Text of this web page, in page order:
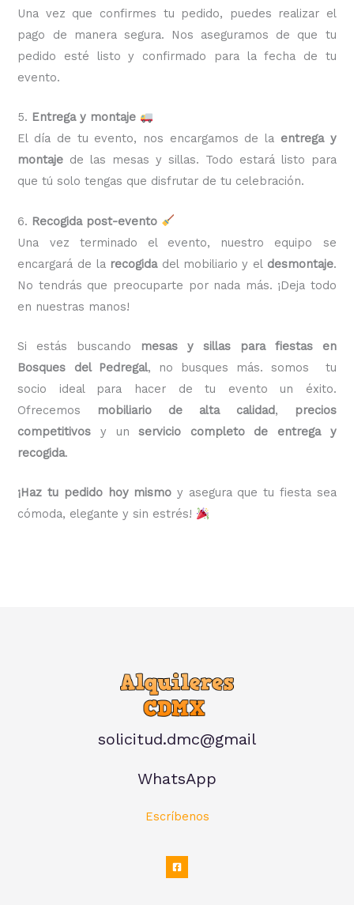
Una vez que confirmes tu pedido, puedes realizar el
pago de manera segura. Nos aseguramos de que tu
pedido esté listo y confirmado para la fecha de tu
evento.
5. Entrega y montaje
El día de tu evento, nos encargamos de la entrega y
montaje de las mesas y sillas. Todo estará listo para
que tú solo tengas que disfrutar de tu celebración.
6. Recogida post-evento
Una vez terminado el evento, nuestro equipo se
encargará de la recogidadel mobiliario y el desmontaje.
No tendrás que preocuparte por nada más. ¡Deja todo
en nuestras manos!
Si estás buscando
mesas y sillas para fiestas en
Bosques del Pedregal, no busques más. somos tu
socio ideal para hacer de tu evento un éxito.
Ofrecemos mobiliario de alta calidad,
precios
competitivos y unservicio completo de entrega y
recogida.
¡Haz tu pedido hoy mismo y asegura que tu fiesta sea
cómoda, elegante y sin estrés!
solicitud.dmc@gmail
WhatsApp
Escríbenos